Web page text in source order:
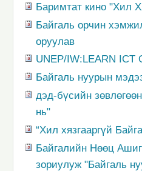
Баримтат кино "Хил
Байгаль орчин
оруулав
UNEP/IW:LEARN
Байгаль нуурын
дэд-бүсийн
нь"
“Хил хязгааргүй
Байгалийн Нөөц
зориулуж "Байгаль